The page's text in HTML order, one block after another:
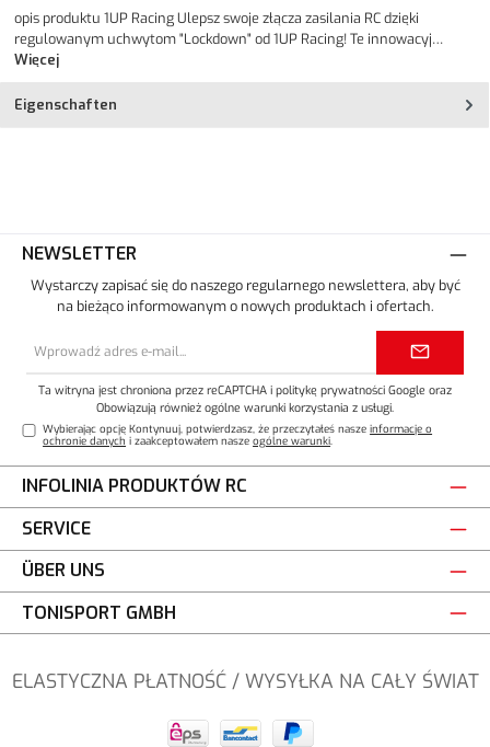
opis produktu 1UP Racing Ulepsz swoje złącza zasilania RC dzięki
regulowanym uchwytom "Lockdown" od 1UP Racing! Te innowacyj…
Więcej
Eigenschaften
NEWSLETTER
Wystarczy zapisać się do naszego regularnego newslettera, aby być
na bieżąco informowanym o nowych produktach i ofertach.
Ta witryna jest chroniona przez reCAPTCHA i politykę prywatności Google oraz
Obowiązują również ogólne warunki korzystania z usługi.
Wybierając opcję Kontynuuj, potwierdzasz, że przeczytałeś naszeinformacje o
ochronie danych i zaakceptowałem naszeogólne warunki.
INFOLINIA PRODUKTÓW RC
SERVICE
ÜBER UNS
TONISPORT GMBH
ELASTYCZNA PŁATNOŚĆ / WYSYŁKA NA CAŁY ŚWIAT